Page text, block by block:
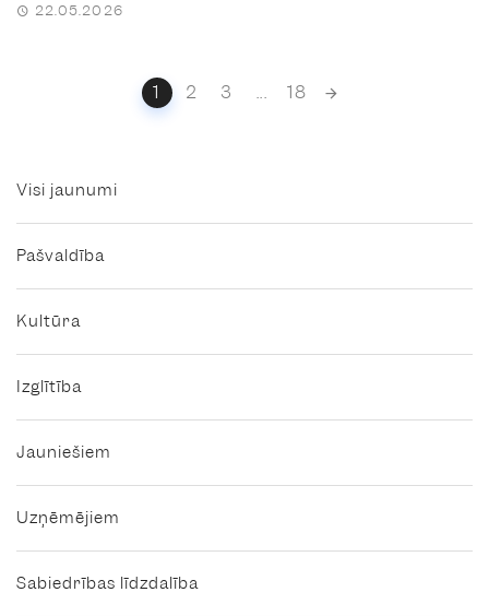
22.05.2026
1 2 3 ... 18
Visi jaunumi
Pašvaldība
Kultūra
Izglītība
Jauniešiem
Uzņēmējiem
Sabiedrības līdzdalība